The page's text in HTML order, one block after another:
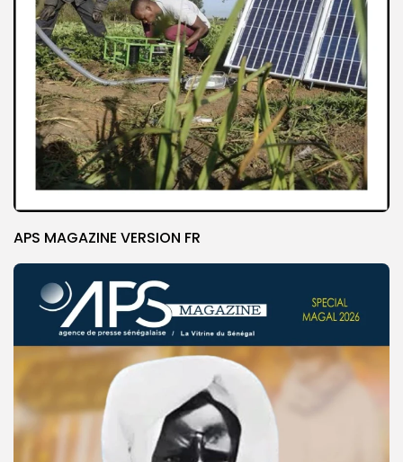
APS MAGAZINE VERSION FR